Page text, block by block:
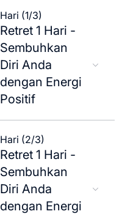
Hari (1/3)
Retret 1 Hari -
Sembuhkan
Diri Anda
dengan Energi
Positif
Hari (2/3)
Retret 1 Hari -
Sembuhkan
Diri Anda
dengan Energi